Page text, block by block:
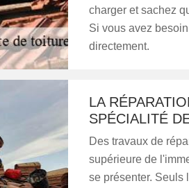
charger et sachez
Si vous avez
directement.
LA
SPÉCIALITÉ
Des travaux de
supérieure de
se présenter. Seuls